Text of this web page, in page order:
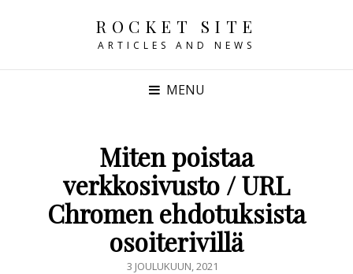
ROCKET SITE
ARTICLES AND NEWS
MENU
Miten poistaa
verkkosivusto / URL
Chromen ehdotuksista
osoiterivillä
POSTED
3 JOULUKUUN, 2021